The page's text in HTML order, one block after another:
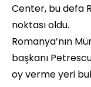
Center, bu defa
noktası oldu.
Romanya’nın
başkanı
oy verme yeri